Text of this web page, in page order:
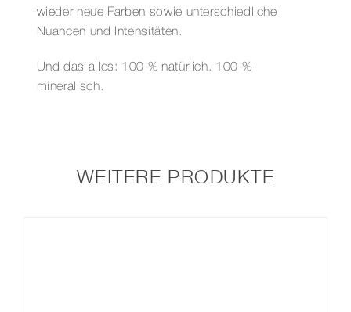
wieder neue Farben sowie unterschiedliche
Nuancen und Intensitäten.
Und das alles: 100 % natürlich. 100 %
mineralisch.
WEITERE PRODUKTE